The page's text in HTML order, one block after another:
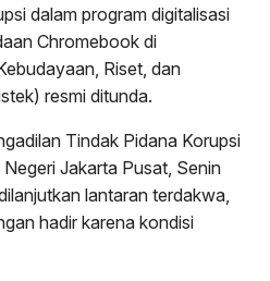
dalam program digitalisasi
Chromebook di
Riset, dan
resmi ditunda.
Tindak Pidana Korupsi
Jakarta Pusat, Senin
lantaran terdakwa,
hadir karena kondisi